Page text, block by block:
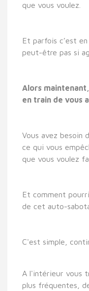
que vous voulez.
Et parfois c’est
peut-être pas si
Alors
en train de vous
Vous avez besoin
ce qui vous
que vous voulez
Et comment
de cet auto-
C'est simple,
A l'intérieur vous
plus fréquentes,